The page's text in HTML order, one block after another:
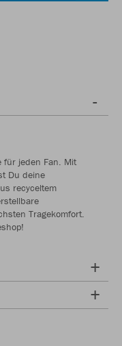
für jeden Fan. Mit
Du deine
recyceltem
Tragekomfort.